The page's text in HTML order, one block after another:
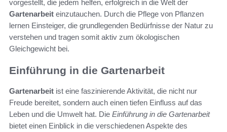
vorgestellt, die jedem helfen, erfolgreich in die Welt der
Gartenarbeit einzutauchen. Durch die Pflege von Pflanzen
lernen Einsteiger, die grundlegenden Bedürfnisse der Natur zu
verstehen und tragen somit aktiv zum ökologischen
Gleichgewicht bei.
Einführung in die Gartenarbeit
Gartenarbeit ist eine faszinierende Aktivität, die nicht nur
Freude bereitet, sondern auch einen tiefen Einfluss auf das
Leben und die Umwelt hat. Die Einführung in die Gartenarbeit
bietet einen Einblick in die verschiedenen Aspekte des